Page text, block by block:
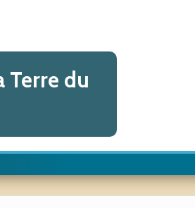
Terre du